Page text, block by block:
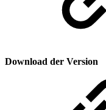
Download der Version